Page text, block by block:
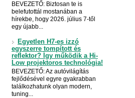
BEVEZETŐ: Biztosan te is
belefutottál mostanában a
hírekbe, hogy 2026. július 7-től
egy újabb...
Egyetlen H7-es izzó
egyszerre tompított és
reflektor? Így működik a Hi-
Low projektoros technológia!
BEVEZETŐ: Az autóvilágítás
fejlődésével egyre gyakrabban
találkozhatunk olyan modern,
tuning...